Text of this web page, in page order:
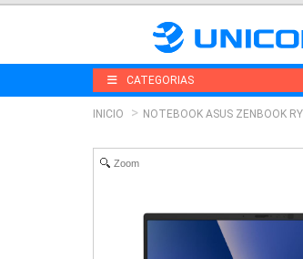
CATEGORIAS
INICIO NOTEBOOK ASUS ZENBOOK
Zoom